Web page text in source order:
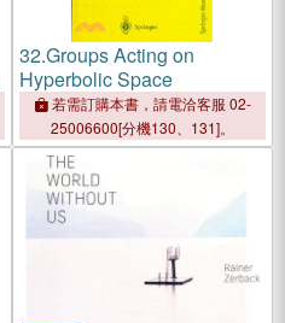
32.Groups Acting on
Hyperbolic Space
若需訂購本書，請電洽客服 02-
25006600[分機130、131]。